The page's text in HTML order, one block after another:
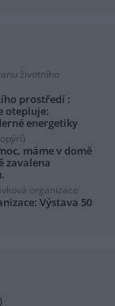
životního
prostředí :
otepluje:
energetiky
máme v domě
zavalena
organizace
Výstava 50